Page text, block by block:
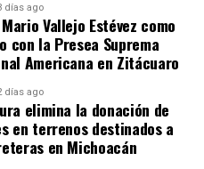
días ago
Vallejo Estévez como
con la Presea Suprema
Americana en Zitácuaro
días ago
elimina la donación de
en terrenos destinados a
en Michoacán